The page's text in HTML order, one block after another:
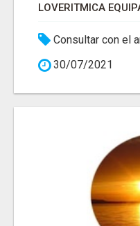
LOVERITMICA
Consultar con el
30/07/2021